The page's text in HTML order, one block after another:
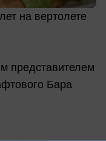
на вертолете
представителем
Бара